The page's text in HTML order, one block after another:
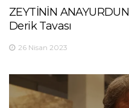
ZEYTİNİN
Derik Tavası
26 Nisan 2023